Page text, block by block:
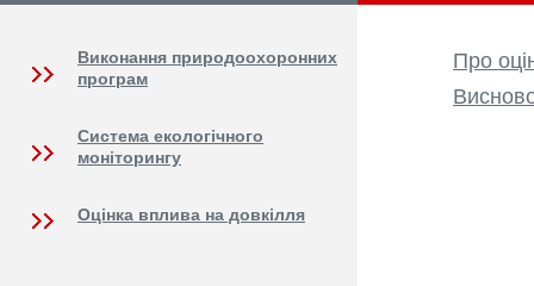
Виконання природоохоронних
програм
Система екологічного
моніторингу
Оцінка вплива на довкілля
Про